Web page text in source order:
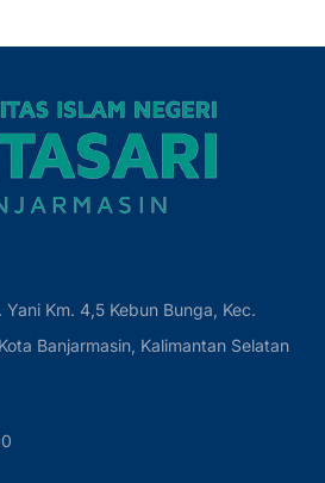
Yani Km. 4,5 Kebun Bunga, Kec.
Banjarmasin, Kalimantan Selatan